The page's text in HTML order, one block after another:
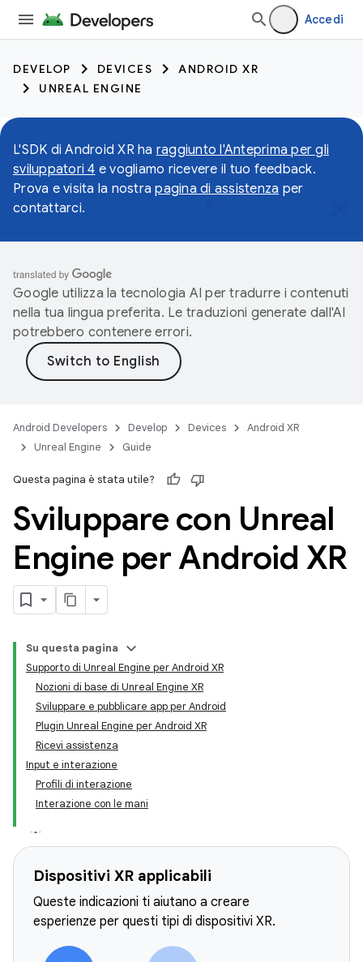
Accedi
DEVELOP DEVICES
ANDROID XR
UNREAL ENGINE
L'SDK di Android XR ha raggiunto l'Anteprima per gli
sviluppatori 4 e vogliamo ricevere il tuo feedback.
Prova e visita la nostrapagina di assistenza per
contattarci.
Google utilizza la tecnologia AI per tradurre i contenuti
nella tua lingua preferita. Le traduzioni generate dall'AI
potrebbero contenere errori.
Android Developers Develop Devices
Android XR
Unreal Engine
Guide
Questa pagina è stata utile?
Sviluppare con Unreal
Engine per Android XR
Su questa pagina
Supporto di Unreal Engine per Android XR
Nozioni di base di Unreal Engine XR
Sviluppare e pubblicare app per Android
Plugin Unreal Engine per Android XR
Ricevi assistenza
Input e interazione
Profili di interazione
Interazione con le mani
Dispositivi XR applicabili
Queste indicazioni ti aiutano a creare
esperienze per questi tipi di dispositivi XR.